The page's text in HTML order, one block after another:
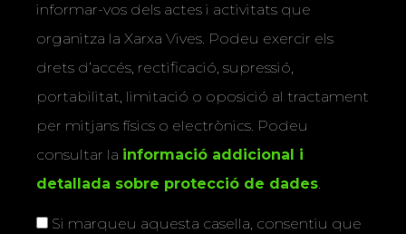
informar-vos dels actes i activitats que
organitza la Xarxa Vives. Podeu exercir els
drets d’accés, rectificació, supressió,
portabilitat, limitació o oposició al tractament
per mitjans físics o electrònics. Podeu
consultar la informació addicional i
detallada sobre protecció de dades.
Si marqueu aquesta casella, consentiu que